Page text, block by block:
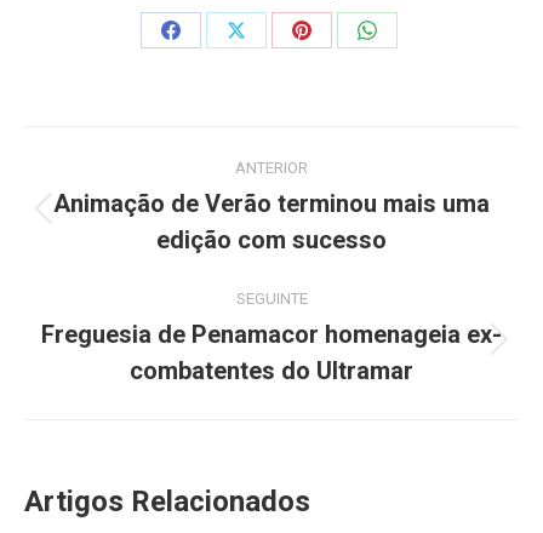
Share
Share
Share
Share
navigation
ANTERIOR
post:
Animação de Verão terminou mais uma
edição com sucesso
SEGUINTE
post:
Freguesia de Penamacor homenageia ex-
combatentes do Ultramar
Artigos Relacionados